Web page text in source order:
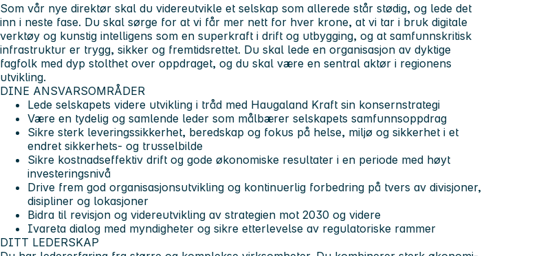
Som vår nye direktør skal du videreutvikle et selskap som allerede står stødig, og lede det
inn i neste fase. Du skal sørge for at vi får mer nett for hver krone, at vi tar i bruk digitale
verktøy og kunstig intelligens som en superkraft i drift og utbygging, og at samfunnskritisk
infrastruktur er trygg, sikker og fremtidsrettet. Du skal lede en organisasjon av dyktige
fagfolk med dyp stolthet over oppdraget, og du skal være en sentral aktør i regionens
utvikling.
DINE ANSVARSOMRÅDER
Lede selskapets videre utvikling i tråd med Haugaland Kraft sin konsernstrategi
Være en tydelig og samlende leder som målbærer selskapets samfunnsoppdrag
Sikre sterk leveringssikkerhet, beredskap og fokus på helse, miljø og sikkerhet i et
endret sikkerhets- og trusselbilde
Sikre kostnadseffektiv drift og gode økonomiske resultater i en periode med høyt
investeringsnivå
Drive frem god organisasjonsutvikling og kontinuerlig forbedring på tvers av divisjoner,
disipliner og lokasjoner
Bidra til revisjon og videreutvikling av strategien mot 2030 og videre
Ivareta dialog med myndigheter og sikre etterlevelse av regulatoriske rammer
DITT LEDERSKAP